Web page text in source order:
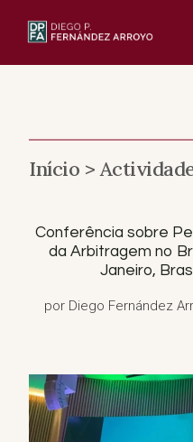
Início >
Conferência sobre
da Arbitragem no
Janeiro,
por Diego Fernández